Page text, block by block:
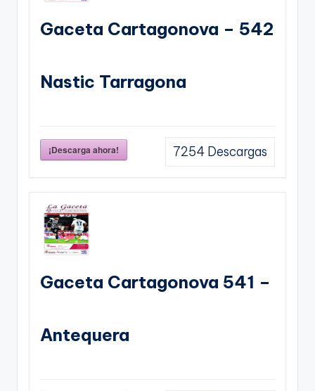
Gaceta Cartagonova – 542
Nastic Tarragona
¡Descarga ahora! 7254 Descargas
Gaceta Cartagonova 541 –
Antequera